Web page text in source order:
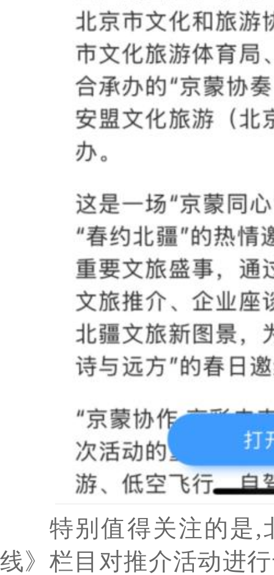
特别值得关注的是,
线》栏目对推介活动进